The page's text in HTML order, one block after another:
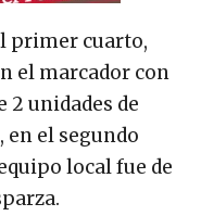
primer cuarto,
el marcador con
2 unidades de
en el segundo
local fue de